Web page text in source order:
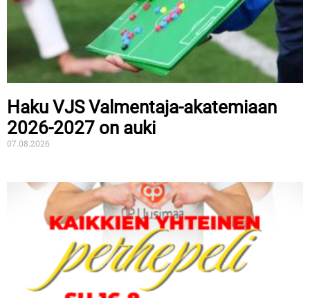
Haku VJS Valmentaja-akatemiaan
2026-2027 on auki
07.08.2026